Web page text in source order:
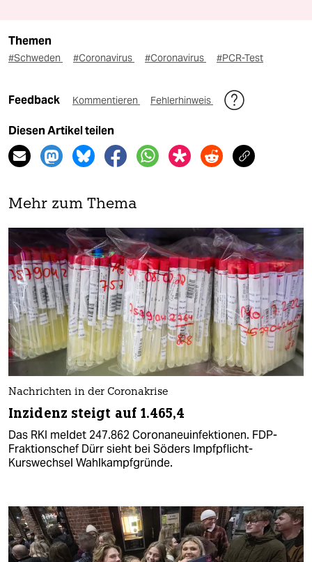
Themen
#Schweden #Coronavirus #Coronavirus #PCR-Test
Feedback Kommentieren Fehlerhinweis
Diesen Artikel teilen
Mehr zum Thema
Nachrichten in der Coronakrise
Inzidenz steigt auf 1.465,4
Das RKI meldet 247.862 Coronaneuinfektionen. FDP-
Fraktionschef Dürr sieht bei Söders Impfpflicht-
Kurswechsel Wahlkampfgründe.